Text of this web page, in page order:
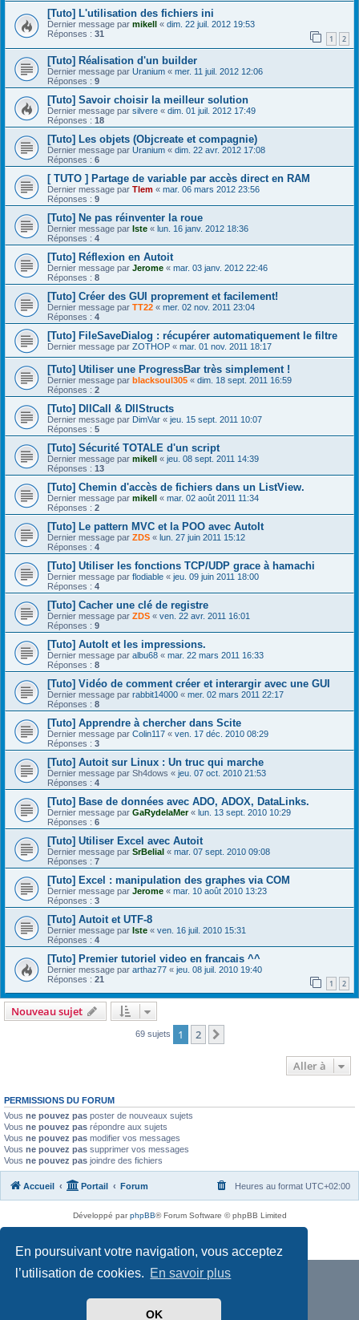
En poursuivant votre navigation, vous acceptez
l’utilisation de cookies. En savoir plus
OK
[Tuto] L'utilisation des fichiers ini
Dernier message par mikell « dim. 22 juil. 2012 19:53
Réponses : 31 1 2
[Tuto] Réalisation d'un builder
Dernier message par Uranium « mer. 11 juil. 2012 12:06
Réponses : 9
[Tuto] Savoir choisir la meilleur solution
Dernier message par silvere « dim. 01 juil. 2012 17:49
Réponses : 18
[Tuto] Les objets (Objcreate et compagnie)
Dernier message par Uranium « dim. 22 avr. 2012 17:08
Réponses : 6
[ TUTO ] Partage de variable par accès direct en RAM
Dernier message par Tlem « mar. 06 mars 2012 23:56
Réponses : 9
[Tuto] Ne pas réinventer la roue
Dernier message par Iste « lun. 16 janv. 2012 18:36
Réponses : 4
[Tuto] Réflexion en Autoit
Dernier message par Jerome « mar. 03 janv. 2012 22:46
Réponses : 8
[Tuto] Créer des GUI proprement et facilement!
Dernier message par TT22 « mer. 02 nov. 2011 23:04
Réponses : 4
[Tuto] FileSaveDialog : récupérer automatiquement le filtre
Dernier message par ZOTHOP « mar. 01 nov. 2011 18:17
[Tuto] Utiliser une ProgressBar très simplement !
Dernier message par blacksoul305 « dim. 18 sept. 2011 16:59
Réponses : 2
[Tuto] DllCall & DllStructs
Dernier message par DimVar « jeu. 15 sept. 2011 10:07
Réponses : 5
[Tuto] Sécurité TOTALE d'un script
Dernier message par mikell « jeu. 08 sept. 2011 14:39
Réponses : 13
[Tuto] Chemin d'accès de fichiers dans un ListView.
Dernier message par mikell « mar. 02 août 2011 11:34
Réponses : 2
[Tuto] Le pattern MVC et la POO avec AutoIt
Dernier message par ZDS « lun. 27 juin 2011 15:12
Réponses : 4
[Tuto] Utiliser les fonctions TCP/UDP grace à hamachi
Dernier message par flodiable « jeu. 09 juin 2011 18:00
Réponses : 4
[Tuto] Cacher une clé de registre
Dernier message par ZDS « ven. 22 avr. 2011 16:01
Réponses : 9
[Tuto] AutoIt et les impressions.
Dernier message par albu68 « mar. 22 mars 2011 16:33
Réponses : 8
[Tuto] Vidéo de comment créer et interargir avec une GUI
Dernier message par rabbit14000 « mer. 02 mars 2011 22:17
Réponses : 8
[Tuto] Apprendre à chercher dans Scite
Dernier message par Colin117 « ven. 17 déc. 2010 08:29
Réponses : 3
[Tuto] Autoit sur Linux : Un truc qui marche
Dernier message par Sh4dows « jeu. 07 oct. 2010 21:53
Réponses : 4
[Tuto] Base de données avec ADO, ADOX, DataLinks.
Dernier message par GaRydelaMer« lun. 13 sept. 2010 10:29
Réponses : 6
[Tuto] Utiliser Excel avec Autoit
Dernier message par SrBelial « mar. 07 sept. 2010 09:08
Réponses : 7
[Tuto] Excel : manipulation des graphes via COM
Dernier message par Jerome « mar. 10 août 2010 13:23
Réponses : 3
[Tuto] Autoit et UTF-8
Dernier message par Iste « ven. 16 juil. 2010 15:31
Réponses : 4
[Tuto] Premier tutoriel video en francais ^^
Dernier message par arthaz77 « jeu. 08 juil. 2010 19:40
Réponses : 21 1 2
Nouveau sujet
69 sujets 1 2
Aller à
PERMISSIONS DU FORUM
Vous ne pouvez pas poster de nouveaux sujets
Vous ne pouvez pas répondre aux sujets
Vous ne pouvez pas modifier vos messages
Vous ne pouvez pas supprimer vos messages
Vous ne pouvez pas joindre des fichiers
Accueil Portail Forum Heures au format UTC+02:00
Développé parphpBB® Forum Software © phpBB Limited
Traduit parphpBB-fr.com